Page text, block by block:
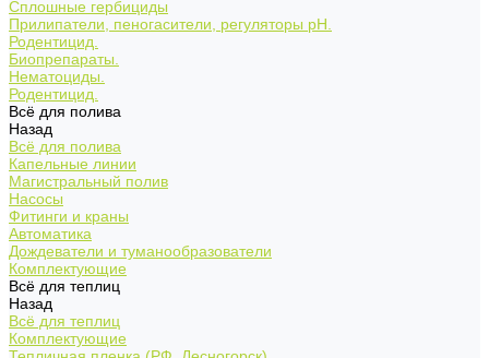
Сплошные гербициды
Прилипатели, пеногасители, регуляторы pH.
Родентицид.
Биопрепараты.
Нематоциды.
Родентицид.
Всё для полива
Назад
Всё для полива
Капельные линии
Магистральный полив
Насосы
Фитинги и краны
Автоматика
Дождеватели и туманообразователи
Комплектующие
Всё для теплиц
Назад
Всё для теплиц
Комплектующие